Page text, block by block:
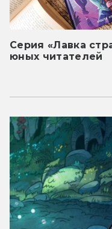
Серия «Лавка
юных читателей